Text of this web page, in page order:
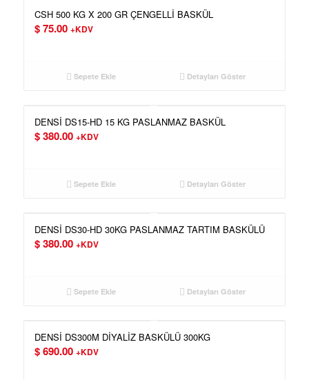
CSH 500 KG X 200 GR ÇENGELLİ BASKÜL
$75.00 +KDV
Sepete Ekle Detayları Göster
DENSİ DS15-HD 15 KG PASLANMAZ BASKÜL
$380.00 +KDV
Sepete Ekle Detayları Göster
DENSİ DS30-HD 30KG PASLANMAZ TARTIM BASKÜLÜ
$380.00 +KDV
Sepete Ekle Detayları Göster
DENSİ DS300M DİYALİZ BASKÜLÜ 300KG
$690.00 +KDV